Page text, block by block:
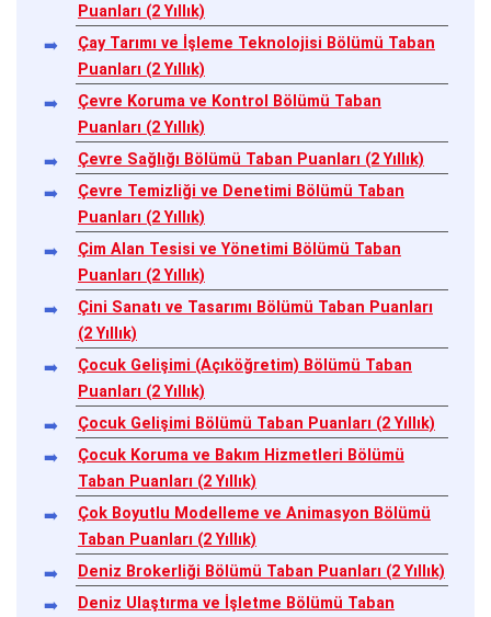
Puanları (2 Yıllık)
Çay Tarımı ve İşleme Teknolojisi Bölümü Taban
Puanları (2 Yıllık)
Çevre Koruma ve Kontrol Bölümü Taban
Puanları (2 Yıllık)
Çevre Sağlığı Bölümü Taban Puanları (2 Yıllık)
Çevre Temizliği ve Denetimi Bölümü Taban
Puanları (2 Yıllık)
Çim Alan Tesisi ve Yönetimi Bölümü Taban
Puanları (2 Yıllık)
Çini Sanatı ve Tasarımı Bölümü Taban Puanları
(2 Yıllık)
Çocuk Gelişimi (Açıköğretim) Bölümü Taban
Puanları (2 Yıllık)
Çocuk Gelişimi Bölümü Taban Puanları (2 Yıllık)
Çocuk Koruma ve Bakım Hizmetleri Bölümü
Taban Puanları (2 Yıllık)
Çok Boyutlu Modelleme ve Animasyon Bölümü
Taban Puanları (2 Yıllık)
Deniz Brokerliği Bölümü Taban Puanları (2 Yıllık)
Deniz Ulaştırma ve İşletme Bölümü Taban